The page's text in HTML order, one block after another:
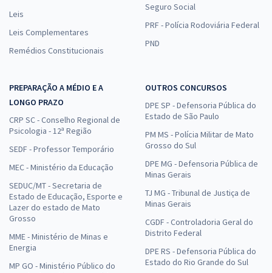
Leis
Leis Complementares
Remédios Constitucionais
Seguro Social
PRF - Polícia Rodoviária Federal
PND
PREPARAÇÃO A MÉDIO E A
LONGO PRAZO
CRP SC - Conselho Regional de
Psicologia - 12ª Região
SEDF - Professor Temporário
MEC - Ministério da Educação
SEDUC/MT - Secretaria de
Estado de Educação, Esporte e
Lazer do estado de Mato
Grosso
MME - Ministério de Minas e
Energia
MP GO - Ministério Público do
OUTROS CONCURSOS
DPE SP - Defensoria Pública do
Estado de São Paulo
PM MS - Polícia Militar de Mato
Grosso do Sul
DPE MG - Defensoria Pública de
Minas Gerais
TJ MG - Tribunal de Justiça de
Minas Gerais
CGDF - Controladoria Geral do
Distrito Federal
DPE RS - Defensoria Pública do
Estado do Rio Grande do Sul